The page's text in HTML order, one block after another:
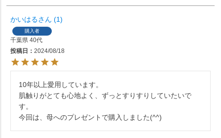
かいはる 1
購入者
千葉県 40代
投稿日
2024/08/18
10年以上愛用しています。
肌触りがとても心地よく、ずっとすりすりしていたいで
す。
今回は、母へのプレゼントで購入しました(^^)